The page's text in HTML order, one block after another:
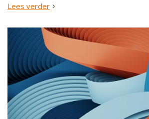
n
r
a
v
i
g
Lees verder